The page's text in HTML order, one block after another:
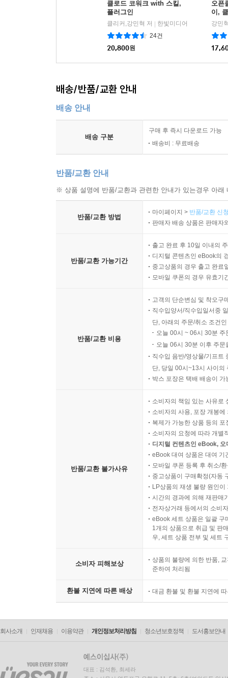
클로드 코워크 with 스킬,
플러그인
클리커,강민혁 저 | 한빛미디어
24건
20,800원
오픈
이,
강민
배송/반품/교환 안내
배송 안내
배송 구분
구매 후 즉시 다운로드 가능
배송비 : 무료배송
반품/교환 안내
※ 상품 설명에 반품/교환과 관련한 안내가 있는경우 아
반품/교환 방법
마이페이지 > 반품/교환 신
판매자 배송 상품은 판매자
반품/교환 가능기간
출고 완료 후 10일 이내의
디지털 콘텐츠인 eBook의
중고상품의 경우 출고 완료
모바일 쿠폰의 경우 유효기
반품/교환 비용
고객의 단순변심 및 착오구
직수입양서/직수입일서중
단, 아래의 주문/취소 조건
오늘 00시 ~ 06시 30분
오늘 06시 30분 이후 주
직수입 음반/영상물/기프트
단, 당일 00시~13시 사이의
박스 포장은 택배 배송이
반품/교환 불가사유
소비자의 책임 있는 사유로
소비자의 사용, 포장 개봉
복제가 가능한 상품 등의
소비자의 요청에 따라 개별
디지털 컨텐츠인 eBook,
eBook 대여 상품은 대여 기
모바일 쿠폰 등록 후 취소/
중고상품이 구매확정(자동
LP상품의 재생 불량 원인
시간의 경과에 의해 재판매
전자상거래 등에서의 소비
eBook 세트 상품은 일괄 구
1개의 상품으로 취급 및 판
우, 세트 상품 전부 및 세트
소비자 피해보상
상품의 불량에 의한 반품,
준하여 처리됨
환불 지연에 따른 배상 대금 환불 및 환불 지연에
회사소개 인재채용 이용약관 개인정보처리방침 청소년보호정책 도서홍보안내
대표 : 김석환, 최세라